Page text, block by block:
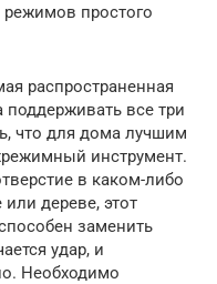
режимов простого
распространенная
все три
что для дома лучшим
инструмент.
в каком-либо
дереве, этот
заменить
удар, и
Необходимо